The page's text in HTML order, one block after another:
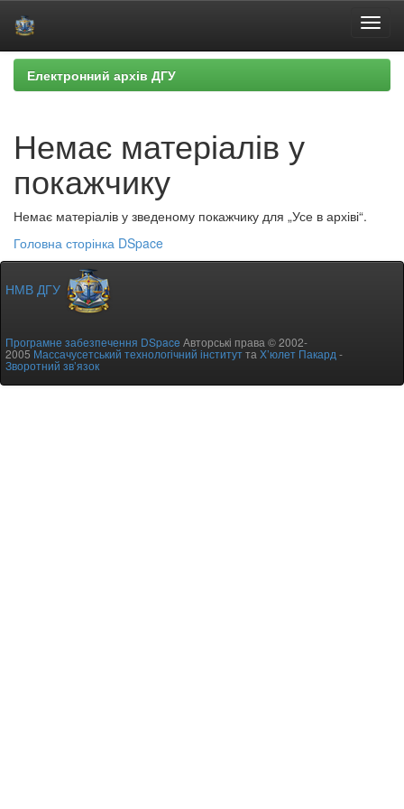
Skip
navigation
Електронний архів ДГУ
Немає матеріалів у
покажчику
Немає матеріалів у зведеному покажчику для „Усе в архіві“.
Головна сторінка DSpace
НМВ ДГУ
Програмне забезпечення DSpace Авторські права © 2002-
2005Массачусетський технологічний інститутта Х’юлет Пакард -
Зворотний зв’язок